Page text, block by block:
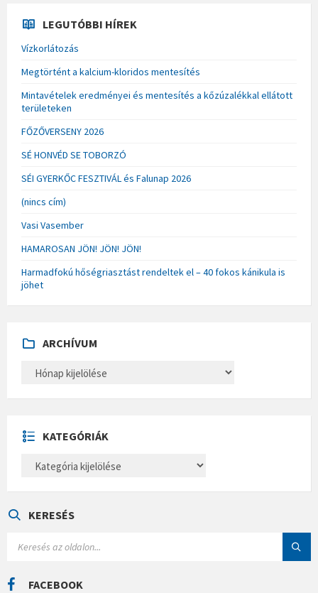
LEGUTÓBBI HÍREK
Vízkorlátozás
Megtörtént a kalcium-kloridos mentesítés
Mintavételek eredményei és mentesítés a kőzúzalékkal ellátott
területeken
FŐZŐVERSENY 2026
SÉ HONVÉD SE TOBORZÓ
SÉI GYERKŐC FESZTIVÁL és Falunap 2026
(nincs cím)
Vasi Vasember
HAMAROSAN JÖN! JÖN! JÖN!
Harmadfokú hőségriasztást rendeltek el – 40 fokos kánikula is
jöhet
ARCHÍVUM
H
U
M
KATEGÓRIÁK
E
Á
KERESÉS
C
FACEBOOK